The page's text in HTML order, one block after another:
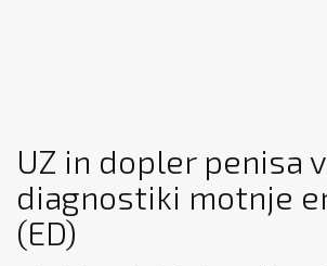
UZ in dopler penisa v
diagnostiki motnje
(ED)